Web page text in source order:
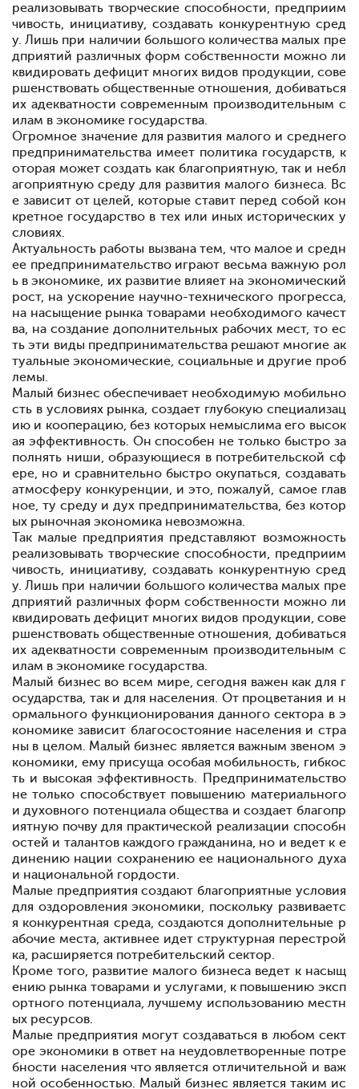
реализовывать творческие способности, предприим
чивость, инициативу, создавать конкурентную сред
у. Лишь при наличии большого количества малых пре
дприятий различных форм собственности можно ли
квидировать дефицит многих видов продукции, сове
ршенствовать общественные отношения, добиваться
их адекватности современным производительным с
илам в экономике государства.
Огромное значение для развития малого и среднего
предпринимательства имеет политика государств, к
оторая может создать как благоприятную, так и небл
агоприятную среду для развития малого бизнеса. Вс
е зависит от целей, которые ставит перед собой кон
кретное государство в тех или иных исторических у
словиях.
Актуальность работы вызвана тем, что малое и средн
ее предпринимательство играют весьма важную рол
ь в экономике, их развитие влияет на экономический
рост, на ускорение научно-технического прогресса,
на насыщение рынка товарами необходимого качест
ва, на создание дополнительных рабочих мест, то ес
ть эти виды предпринимательства решают многие ак
туальные экономические, социальные и другие проб
лемы.
Малый бизнес обеспечивает необходимую мобильно
сть в условиях рынка, создает глубокую специализац
ию и кооперацию, без которых немыслима его высок
ая эффективность. Он способен не только быстро за
полнять ниши, образующиеся в потребительской сф
ере, но и сравнительно быстро окупаться, создавать
атмосферу конкуренции, и это, пожалуй, самое глав
ное, ту среду и дух предпринимательства, без котор
ых рыночная экономика невозможна.
Так малые предприятия представляют возможность
реализовывать творческие способности, предприим
чивость, инициативу, создавать конкурентную сред
у. Лишь при наличии большого количества малых пре
дприятий различных форм собственности можно ли
квидировать дефицит многих видов продукции, сове
ршенствовать общественные отношения, добиваться
их адекватности современным производительным с
илам в экономике государства.
Малый бизнес во всем мире, сегодня важен как для г
осударства, так и для населения. От процветания и н
ормального функционирования данного сектора в э
кономике зависит благосостояние населения и стра
ны в целом. Малый бизнес является важным звеном э
кономики, ему присуща особая мобильность, гибкос
ть и высокая эффективность. Предпринимательство
не только способствует повышению материального
и духовного потенциала общества и создает благопр
иятную почву для практической реализации способн
остей и талантов каждого гражданина, но и ведет к е
динению нации сохранению ее национального духа
и национальной гордости.
Малые предприятия создают благоприятные условия
для оздоровления экономики, поскольку развиваетс
я конкурентная среда, создаются дополнительные р
абочие места, активнее идет структурная перестрой
ка, расширяется потребительский сектор.
Кроме того, развитие малого бизнеса ведет к насыщ
ению рынка товарами и услугами, к повышению эксп
ортного потенциала, лучшему использованию местн
ых ресурсов.
Малые предприятия могут создаваться в любом сект
оре экономики в ответ на неудовлетворенные потре
бности населения что является отличительной и важ
ной особенностью. Малый бизнес является таким ис